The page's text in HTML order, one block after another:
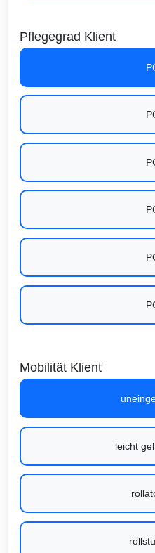
Pflegegrad Klient
Mobilität Klient
leicht